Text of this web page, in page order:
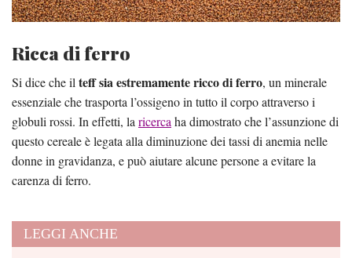
Ricca di ferro
Si dice che ilteff sia estremamente ricco di ferro, un minerale
essenziale che trasporta l’ossigeno in tutto il corpo attraverso i
globuli rossi. In effetti, laricercaha dimostrato che l’assunzione di
questo cereale è legata alla diminuzione dei tassi di anemia nelle
donne in gravidanza, e può aiutare alcune persone a evitare la
carenza di ferro.
LEGGI ANCHE